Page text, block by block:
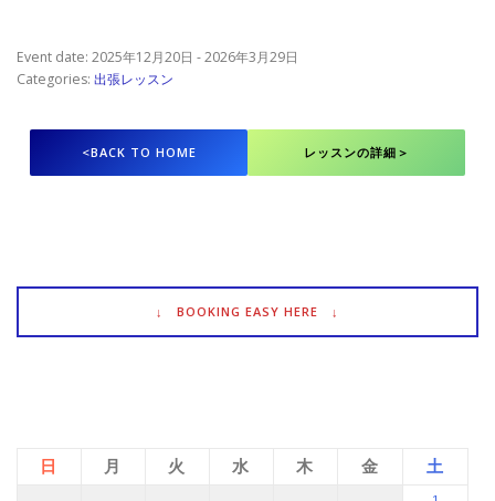
Event date: 2025年12月20日 - 2026年3月29日
Categories: 出張レッスン
<BACK TO HOME レッスンの詳細＞
↓ BOOKING EASY HERE ↓
日 月 火 水 木 金 土